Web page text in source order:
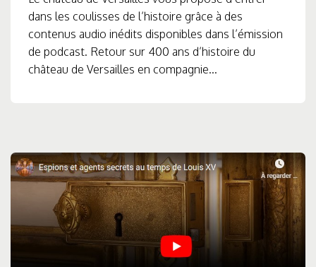
dans les coulisses de l’histoire grâce à des
contenus audio inédits disponibles dans l’émission
de podcast. Retour sur 400 ans d’histoire du
château de Versailles en compagnie...